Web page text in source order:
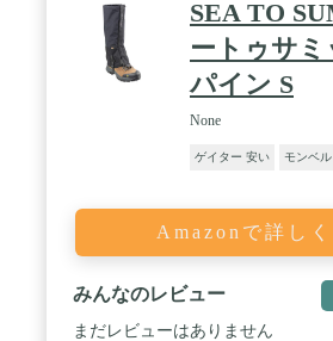
SEA TO
ートゥサ
パイン S
None
ゲイター 安い モンベ
Amazonで詳しく
みんなのレビュー
まだレビューはありません